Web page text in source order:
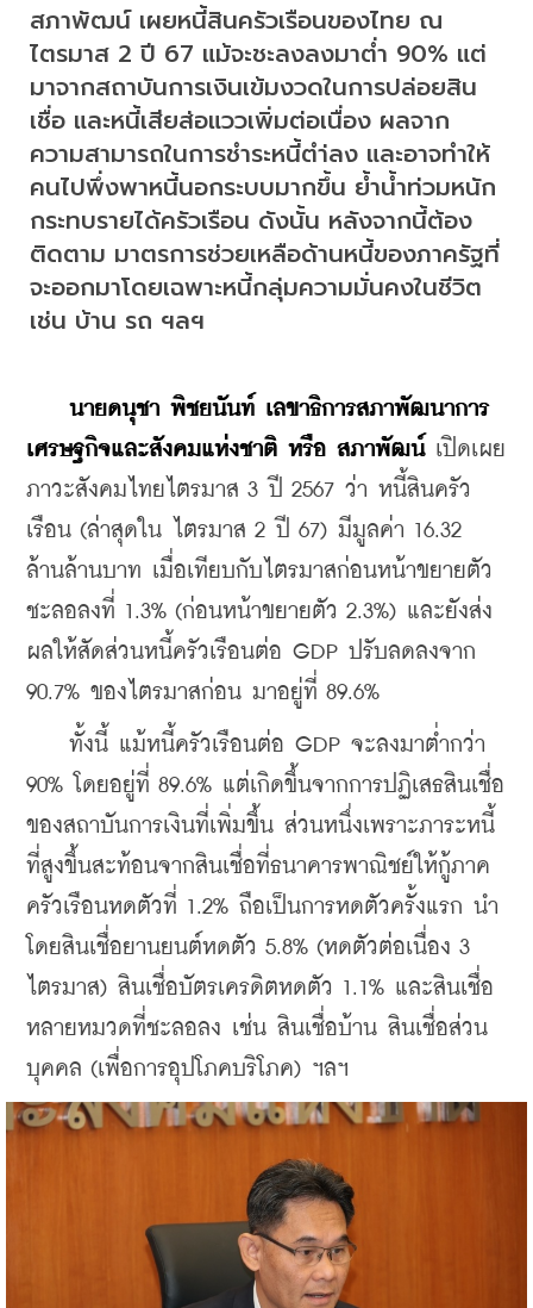
สภาพัฒน์ เผยหนี้สินครัวเรือนของไทย ณ​
ไตรมาส 2 ปี 67 แม้จะชะลงลงมาต่ำ 90% แต่
มาจากสถาบันการเงินเข้มงวดในการปล่อยสิน
เชื่อ และหนี้เสียส่อแววเพิ่มต่อเนื่อง ผลจาก
ความสามารถในการชำระหนี้ตำ่ลง และอาจทำให้
คนไปพึ่งพาหนี้นอกระบบมากขึ้น ย้ำน้ำท่วมหนัก
กระทบรายได้ครัวเรือน ดังนั้น หลังจากนี้ต้อง
ติดตาม มาตรการช่วยเหลือด้านหนี้ของภาครัฐที่
จะออกมาโดยเฉพาะหนี้กลุ่มความมั่นคงในชีวิต
เช่น บ้าน รถ ฯลฯ
นายดนุชา พิชยนันท์ เลขาธิการสภาพัฒนาการ
เศรษฐกิจและสังคมแห่งชาติ หรือ สภาพัฒน์ เปิดเผย
ภาวะสังคมไทยไตรมาส 3 ปี 2567 ว่า หนี้สินครัว
เรือน (ล่าสุดใน ไตรมาส 2 ปี 67) มีมูลค่า 16.32
ล้านล้านบาท เมื่อเทียบกับไตรมาสก่อนหน้าขยายตัว
ชะลอลงที่ 1.3% (ก่อนหน้าขยายตัว 2.3%) และยังส่ง
ผลให้สัดส่วนหนี้ครัวเรือนต่อ GDP ปรับลดลงจาก
90.7% ของไตรมาสก่อน มาอยู่ที่ 89.6%
ทั้งนี้ แม้หนี้ครัวเรือนต่อ GDP จะลงมาต่ำกว่า
90% โดยอยู่ที่ 89.6% แต่เกิดขึ้นจากการปฏิเสธสินเชื่อ
ของสถาบันการเงินที่เพิ่มขึ้น ส่วนหนึ่งเพราะภาระหนี้
ที่สูงขึ้นสะท้อนจากสินเชื่อที่ธนาคารพาณิชย์ให้กู้ภาค
ครัวเรือนหดตัวที่ 1.2% ถือเป็นการหดตัวครั้งแรก นำ
โดยสินเชื่อยานยนต์หดตัว 5.8% (หดตัวต่อเนื่อง 3
ไตรมาส) สินเชื่อบัตรเครดิตหดตัว 1.1% และสินเชื่อ
หลายหมวดที่ชะลอลง เช่น สินเชื่อบ้าน สินเชื่อส่วน
บุคคล (เพื่อการอุปโภคบริโภค) ฯลฯ